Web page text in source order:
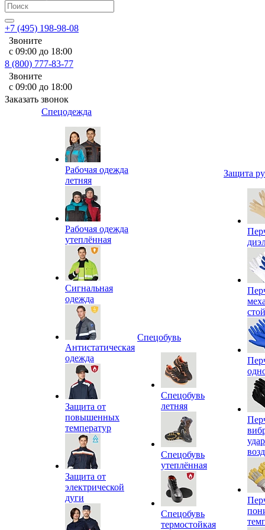
+7 (495) 198-98-08
Звоните
с 09:00 до 18:00
8 (800) 777-83-77
Звоните
с 09:00 до 18:00
Заказать звонок
Спецодежда
Рабочая одежда
летняя
Рабочая одежда
утеплённая
Сигнальная
одежда
Антистатическая
одежда
Защита от
повышенных
температур
Защита от
электрической
дуги
Спецобувь
Спецобувь
летняя
Спецобувь
утеплённая
Спецобувь
термостойкая
Защита